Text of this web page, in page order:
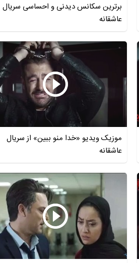
برترین سکانس دیدنی و احساسی سریال
عاشقانه
موزیک ویدیو «خدا منو ببین» از سریال
عاشقانه